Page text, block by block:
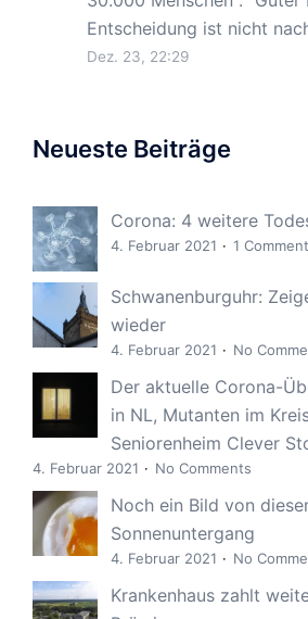
Entscheidung ist nicht
Dez. 23, 22:29
Neueste Beiträge
Corona: 4 weitere
4. Februar 2021 1 Comment
Schwanenburguhr:
wieder
4. Februar 2021 No
Der aktuelle Corona-
in NL, Mutanten im
Seniorenheim Clever
4. Februar 2021 No Comments
Noch ein Bild von
Sonnenuntergang
4. Februar 2021 No
Krankenhaus zahlt